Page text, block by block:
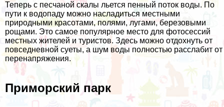
Теперь с песчаной скалы льется пенный поток воды. По
пути к водопаду можно насладиться местными
природными красотами, полями, лугами, березовыми
рощами. Это самое популярное место для фотосессий
местных жителей и туристов. Здесь можно отдохнуть от
повседневной суеты, а шум воды полностью расслабит от
перенапряжения.
Приморский парк